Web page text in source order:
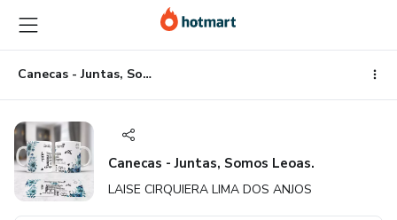
para
o
conteúdo
principal
para
o
pagamento
para
o
rodapé
Canecas - Juntas, Somos Leoas.
Canecas - Juntas, Somos Leoas.
LAISE CIRQUIERA LIMA DOS ANJOS